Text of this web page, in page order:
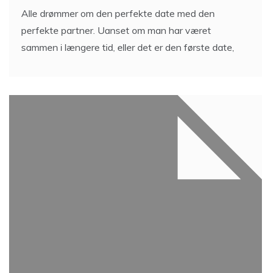
Alle drømmer om den perfekte date med den
perfekte partner. Uanset om man har været
sammen i længere tid, eller det er den første date,